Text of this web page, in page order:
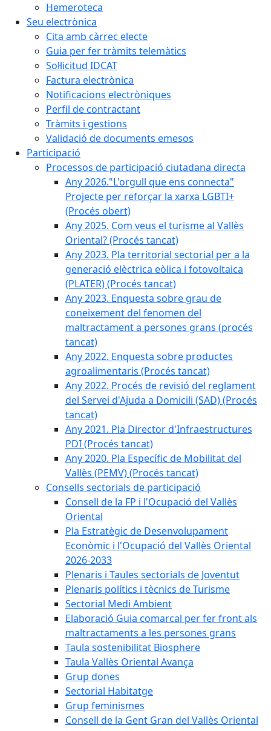
Hemeroteca
Seu electrònica
Cita amb càrrec electe
Guia per fer tràmits telemàtics
Sol·licitud IDCAT
Factura electrònica
Notificacions electròniques
Perfil de contractant
Tràmits i gestions
Validació de documents emesos
Participació
Processos de participació ciutadana directa
Any 2026."L'orgull que ens connecta"
Projecte per reforçar la xarxa LGBTI+
(Procés obert)
Any 2025. Com veus el turisme al Vallès
Oriental? (Procés tancat)
Any 2023. Pla territorial sectorial per a la
generació elèctrica eòlica i fotovoltaica
(PLATER) (Procés tancat)
Any 2023. Enquesta sobre grau de
coneixement del fenomen del
maltractament a persones grans (procés
tancat)
Any 2022. Enquesta sobre productes
agroalimentaris (Procés tancat)
Any 2022. Procés de revisió del reglament
del Servei d'Ajuda a Domicili (SAD) (Procés
tancat)
Any 2021. Pla Director d'Infraestructures
PDI (Procés tancat)
Any 2020. Pla Específic de Mobilitat del
Vallès (PEMV) (Procés tancat)
Consells sectorials de participació
Consell de la FP i l'Ocupació del Vallès
Oriental
Pla Estratègic de Desenvolupament
Econòmic i l'Ocupació del Vallès Oriental
2026-2033
Plenaris i Taules sectorials de Joventut
Plenaris polítics i tècnics de Turisme
Sectorial Medi Ambient
Elaboració Guia comarcal per fer front als
maltractaments a les persones grans
Taula sostenibilitat Biosphere
Taula Vallès Oriental Avança
Grup dones
Sectorial Habitatge
Grup feminismes
Consell de la Gent Gran del Vallès Oriental